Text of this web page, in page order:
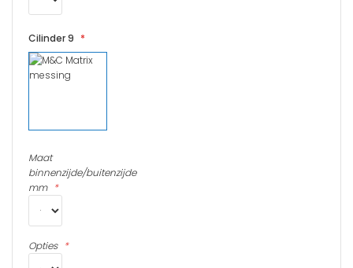
Cilinder 9
Maat
binnenzijde/buitenzijde
mm
Opties